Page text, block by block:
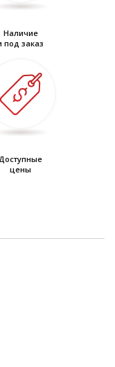
Наличие
под заказ
Доступные
цены